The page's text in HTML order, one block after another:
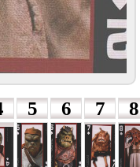
5 6 7 8